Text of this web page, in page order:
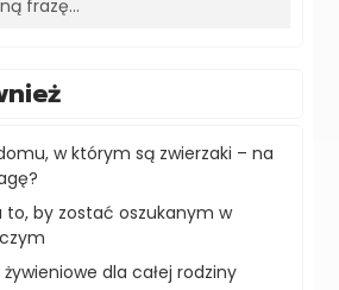
w którym są zwierzaki – na
to, by zostać oszukanym w
dla całej rodziny